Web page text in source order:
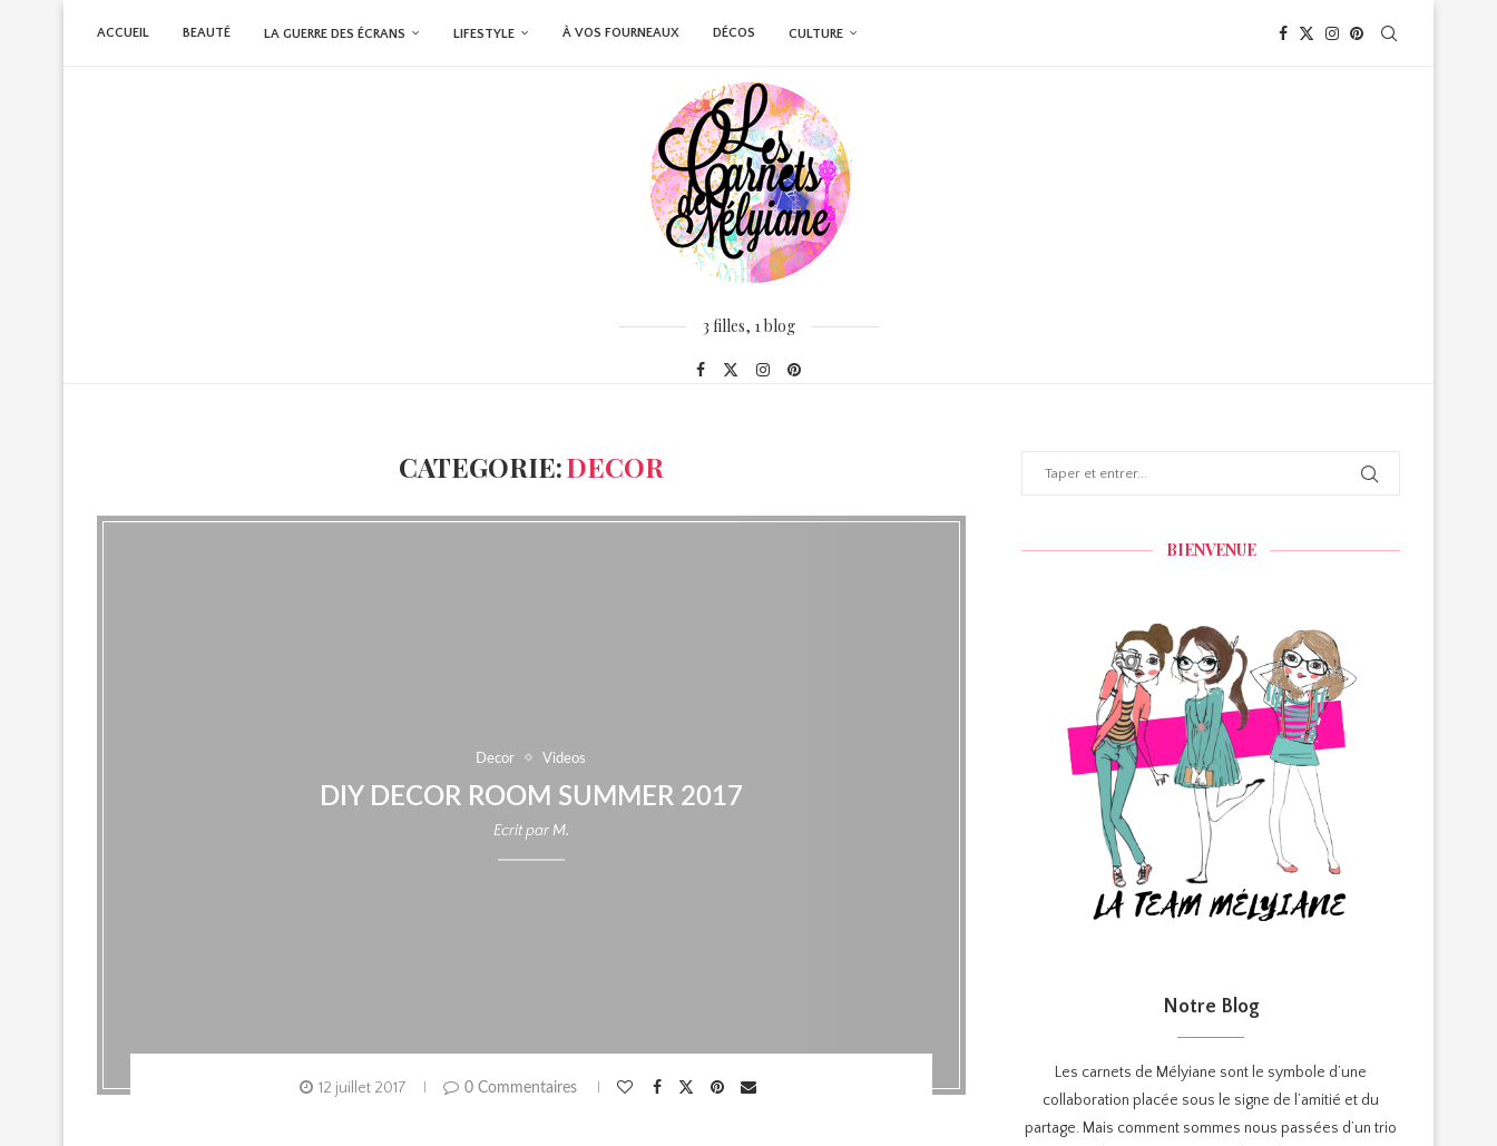
ACCUEIL BEAUTÉ LA GUERRE DES ÉCRANS LIFESTYLE À VOS FOURNEAUX DÉCOS CULTURE
3 filles, 1 blog
CATEGORIE:DECOR
Decor Videos
DIY DECOR ROOM SUMMER 2017
Ecrit par M.
12 juillet 2017 0 Commentaires
BIENVENUE
Notre Blog
Les carnets de Mélyiane sont le symbole d’une
collaboration placée sous le signe de l’amitié et du
partage. Mais comment sommes nous passées d’un trio